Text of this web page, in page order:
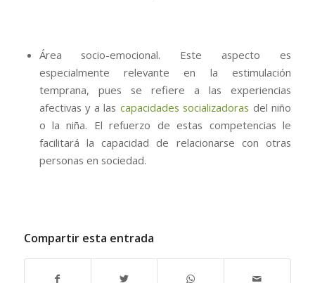
Área socio-emocional. Este aspecto es
especialmente relevante en la estimulación
temprana, pues se refiere a las experiencias
afectivas y a las capacidades socializadoras del niño
o la niña. El refuerzo de estas competencias le
facilitará la capacidad de relacionarse con otras
personas en sociedad.
Compartir esta entrada